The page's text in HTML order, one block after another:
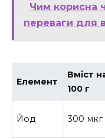
Чим корисна
переваги для
Елемент
Вміст
100 г
Йод 300 мкг